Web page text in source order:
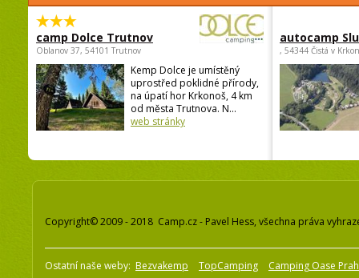
camp Dolce Trutnov
Oblanov 37, 54101 Trutnov
Kemp Dolce je umístěný
uprostřed poklidné přírody,
na úpatí hor Krkonoš, 4 km
od města Trutnova. N...
web stránky
autocamp
, 54344 Čistá v
Copyright© 2009 - 2018 Camp.cz - Pavel Hess, všechna práva
Ostatní naše weby: Bezvakemp TopCamping Camping Oase